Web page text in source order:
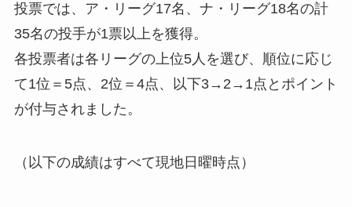
投票では、ア・リーグ17名、ナ・リーグ18名の計
35名の投手が1票以上を獲得。
各投票者は各リーグの上位5人を選び、順位に応じ
て1位＝5点、2位＝4点、以下3→2→1点とポイント
が付与されました。
（以下の成績はすべて現地日曜時点）